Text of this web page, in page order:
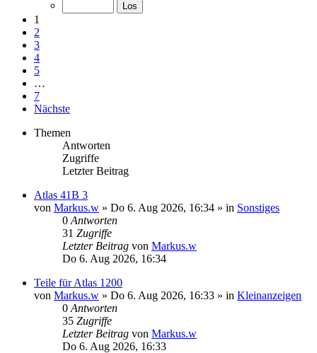
1
2
3
4
5
…
7
Nächste
Themen
Antworten
Zugriffe
Letzter Beitrag
Atlas 41B 3
von Markus.w » Do 6. Aug 2026, 16:34 » in Sonstiges
0 Antworten
31 Zugriffe
Letzter Beitrag von Markus.w
Do 6. Aug 2026, 16:34
Teile für Atlas 1200
von Markus.w » Do 6. Aug 2026, 16:33 » in Kleinanzeigen
0 Antworten
35 Zugriffe
Letzter Beitrag von Markus.w
Do 6. Aug 2026, 16:33